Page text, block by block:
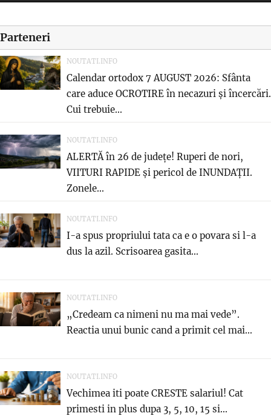
Parteneri
NOUTATI.INFO
Calendar ortodox 7 AUGUST 2026: Sfânta
care aduce OCROTIRE în necazuri și încercări.
Cui trebuie...
NOUTATI.INFO
ALERTĂ în 26 de județe! Ruperi de nori,
VIITURI RAPIDE și pericol de INUNDAȚII.
Zonele...
NOUTATI.INFO
I-a spus propriului tata ca e o povara si l-a
dus la azil. Scrisoarea gasita...
NOUTATI.INFO
„Credeam ca nimeni nu ma mai vede”.
Reactia unui bunic cand a primit cel mai...
NOUTATI.INFO
Vechimea iti poate CRESTE salariul! Cat
primesti in plus dupa 3, 5, 10, 15 si...